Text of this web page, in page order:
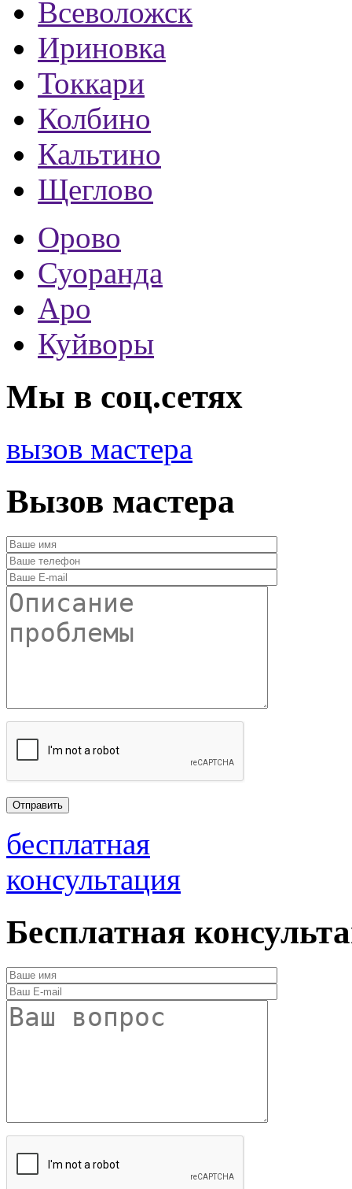
Всеволожск
Ириновка
Токкари
Колбино
Кальтино
Щеглово
Орово
Суоранда
Аро
Куйворы
Мы в соц.сетях
вызов мастера
Вызов мастера
бесплатная
консультация
Бесплатная